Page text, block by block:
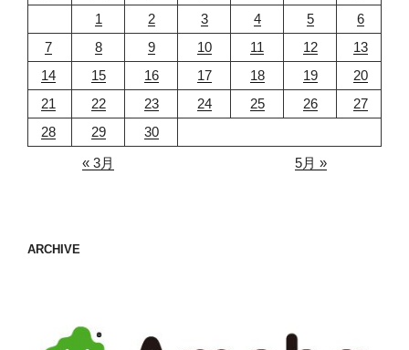
1
2 3 4 5
6
7
8 9 10 11 12
13
14
15 16 17 18 19
20
21
22 23 24 25 26
27
28
29
30
« 3月
5月 »
ARCHIVE